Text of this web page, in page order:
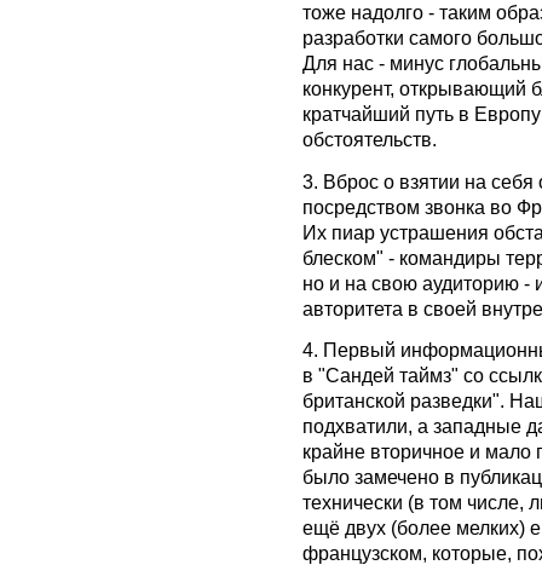
тоже надолго - таким
разработки самого
Для нас - минус
конкурент, открывающий
кратчайший путь в
обстоятельств.
3. Вброс о взятии на
посредством звонка во
Их пиар устрашения
блеском" - командиры
но и на свою аудиторию -
авторитета в своей
4. Первый
в "Сандей таймз" со
британской разведки".
подхватили, а западные
крайне вторичное и мало
было замечено в
технически (в том числе,
ещё двух (более мелких)
французском, которые,